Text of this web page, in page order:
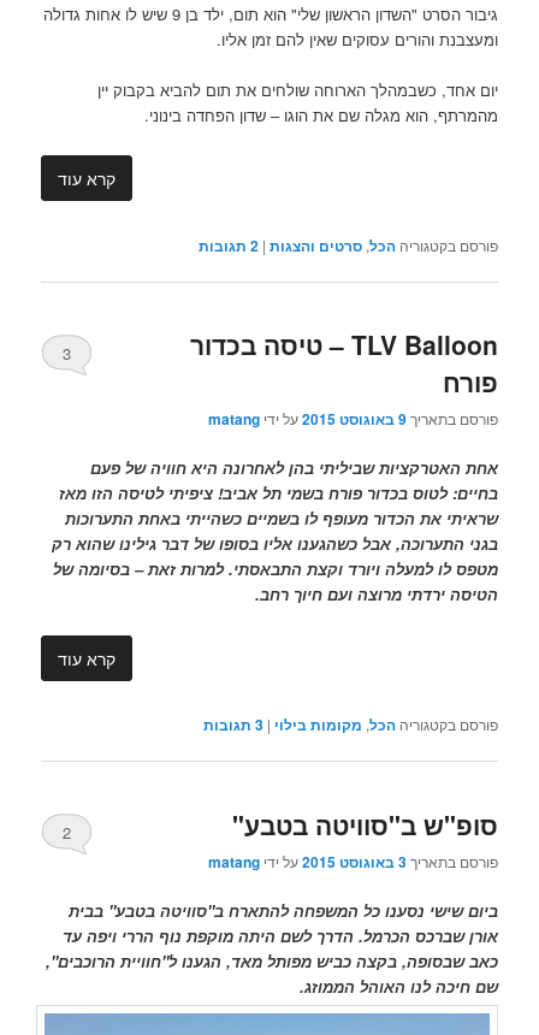
גיבור הסרט "השדון הראשון שלי" הוא תום, ילד בן 9 שיש לו אחות גדולה
ומעצבנת והורים עסוקים שאין להם זמן אליו.
יום אחד, כשבמהלך הארוחה שולחים את תום להביא בקבוק יין
מהמרתף, הוא מגלה שם את הוגו – שדון הפחדה בינוני.
קרא עוד
פורסם בקטגוריה הכל,סרטים והצגות |
2 תגובות
TLV Balloon – טיסה בכדור
פורח
פורסם בתאריך9 באוגוסט 2015 על ידיmatang
3
אחת האטרקציות שביליתי בהן לאחרונה היא חוויה של פעם
בחיים: לטוס בכדור פורח בשמי תל אביב! ציפיתי לטיסה הזו מאז
שראיתי את הכדור מעופף לו בשמיים כשהייתי באחת התערוכות
בגני התערוכה, אבל כשהגענו אליו בסופו של דבר גילינו שהוא רק
מטפס לו למעלה ויורד וקצת התבאסתי. למרות זאת – בסיומה של
הטיסה ירדתי מרוצה ועם חיוך רחב.
קרא עוד
פורסם בקטגוריה הכל, מקומות בילוי |
3 תגובות
סופ"ש ב"סוויטה בטבע"
פורסם בתאריך3 באוגוסט 2015 על ידיmatang
2
ביום שישי נסענו כל המשפחה להתארח ב"סוויטה בטבע" בבית
אורן שברכס הכרמל. הדרך לשם היתה מוקפת נוף הררי ויפה עד
כאב שבסופה, בקצה כביש מפותל מאד, הגענו ל"חוויית הרוכבים",
שם חיכה לנו האוהל הממוזג.